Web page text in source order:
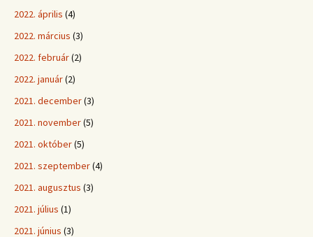
2022. április (4)
2022. március (3)
2022. február(2)
2022. január(2)
2021. december(3)
2021. november(5)
2021. október(5)
2021. szeptember(4)
2021. augusztus (3)
2021. július (1)
2021. június (3)